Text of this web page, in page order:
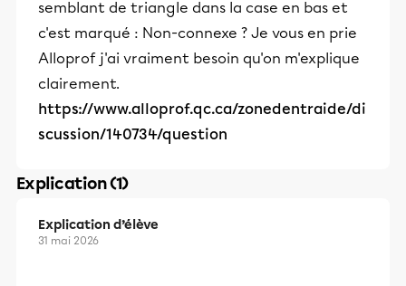
semblant de triangle dans la case en bas et
c'est marqué : Non-connexe ? Je vous en prie
Alloprof j'ai vraiment besoin qu'on m'explique
clairement.
https://www.alloprof.qc.ca/zonedentraide/di
scussion/140734/question
Explication (1)
Explication d’élève
31 mai 2026